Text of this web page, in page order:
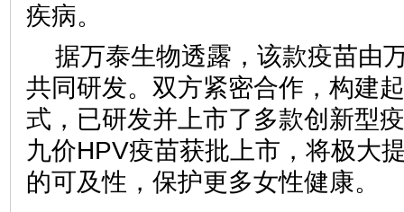
疾病。
据万泰生物透露，该款疫苗由
共同研发。双方紧密合作，构建
式，已研发并上市了多款创新型
九价HPV疫苗获批上市，将极大
的可及性，保护更多女性健康。